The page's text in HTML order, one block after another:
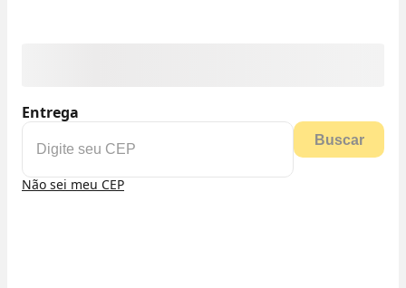
Entrega
Buscar
Não sei meu CEP